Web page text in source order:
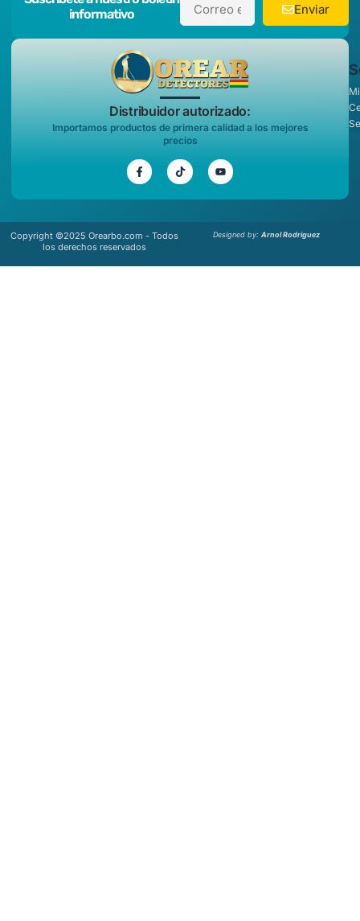
Distribuidor autorizado:
Importamos productos de primera calidad a los mejores
precios
informativo
Enviar
Copyright ©2025 Orearbo.com - Todos
los derechos reservados
Designed by: Arnol Rodriguez